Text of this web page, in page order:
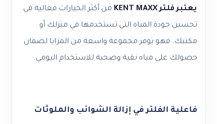
يعتبر فلتر KENT MAXX
من أكثر الخيارات فعالية في
تحسين جودة المياه التي تستخدمها في منزلك أو
مكتبك. فهو يوفر مجموعة واسعة من المزايا لضمان
حصولك على مياه نقية وصحية للاستخدام اليومي.
فاعلية الفلتر في إزالة الشوائب والملوثات